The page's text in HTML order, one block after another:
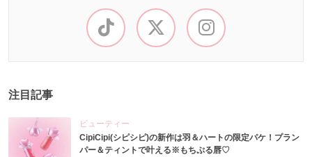
注目記事
ビューティー
CipiCipi(シピシピ)の新作は羽＆ハートの限定パケ！プラン
パー＆ティントで叶える※もちぷる唇♡